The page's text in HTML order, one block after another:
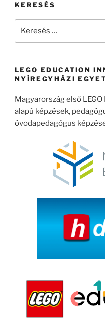
KERESÉS
LEGO EDUCATION
NYÍREGYHÁZI
Magyarország első
alapú képzések,
óvodapedagógus